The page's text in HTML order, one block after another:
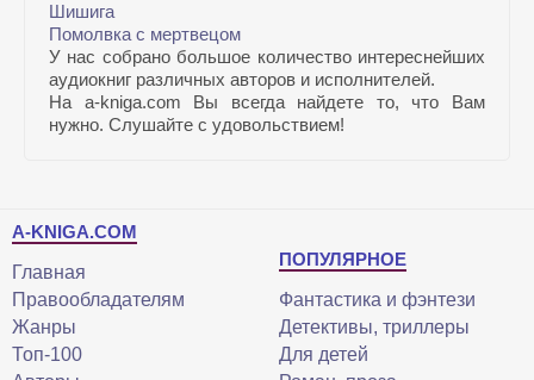
Шишига
Помолвка с мертвецом
У нас собрано большое количество интереснейших
аудиокниг различных авторов и исполнителей.
На a-kniga.com Вы всегда найдете то, что Вам
нужно. Слушайте с удовольствием!
A-KNIGA.COM
Главная
Правообладателям
Жанры
Топ-100
ПОПУЛЯРНОЕ
Фантастика и фэнтези
Детективы, триллеры
Для детей